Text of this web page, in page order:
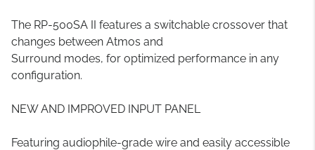
The RP-500SA II features a switchable crossover that
changes between Atmos and
Surround modes, for optimized performance in any
configuration.
NEW AND IMPROVED INPUT PANEL
Featuring audiophile-grade wire and easily accessible